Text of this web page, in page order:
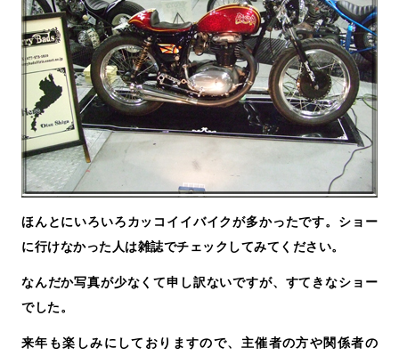
ほんとにいろいろカッコイイバイクが多かったです。ショー
に行けなかった人は雑誌でチェックしてみてください。
なんだか写真が少なくて申し訳ないですが、すてきなショー
でした。
来年も楽しみにしておりますので、主催者の方や関係者の